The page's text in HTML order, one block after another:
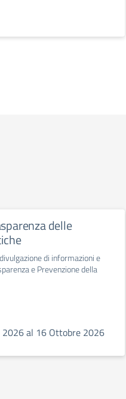
delle
di informazioni e
e Prevenzione della
al 16 Ottobre 2026